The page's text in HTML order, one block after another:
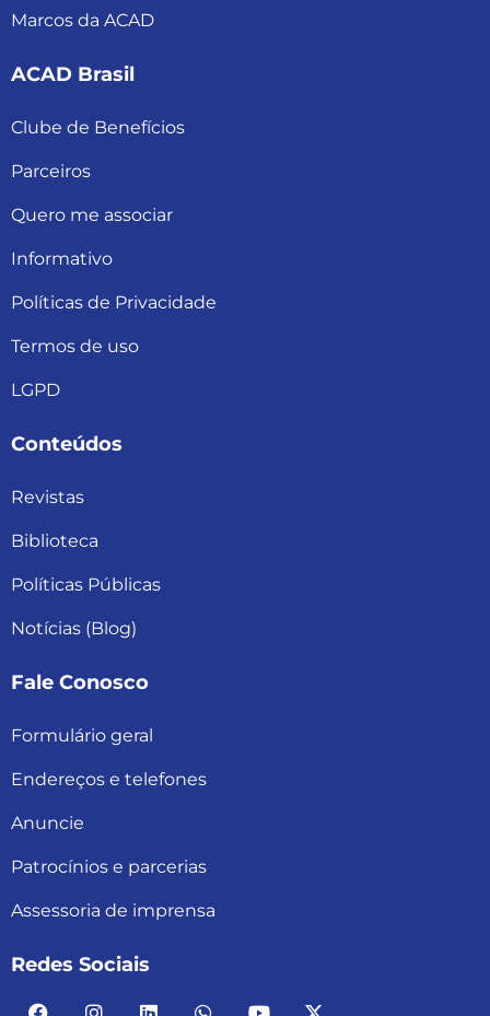
Marcos da ACAD
ACAD Brasil
Clube de Benefícios
Parceiros
Quero me associar
Informativo
Políticas de Privacidade
Termos de uso
LGPD
Conteúdos
Revistas
Biblioteca
Políticas Públicas
Notícias (Blog)
Fale Conosco
Formulário geral
Endereços e telefones
Anuncie
Patrocínios e parcerias
Assessoria de imprensa
Redes Sociais